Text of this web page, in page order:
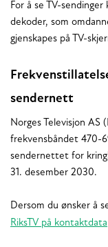
For å se TV-
dekoder, som
gjenskapes på TV-
sendernett
Norges Televisjon AS
frekvensbåndet 470-
sendernettet for
31. desember 2030.
Dersom du ønsker å
RiksTV på kontaktdata